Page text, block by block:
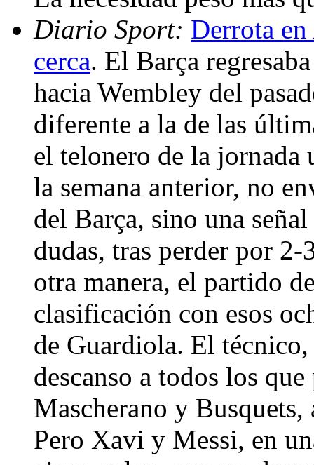
Diario Sport: Derrota
cerca. El Barça
hacia Wembley del
diferente a la de las
el telonero de la jornada
la semana anterior, no
del Barça, sino una
dudas, tras perder por
otra manera, el partido
clasificación con esos
de Guardiola. El
descanso a todos los
Mascherano y
Pero Xavi y Messi, en